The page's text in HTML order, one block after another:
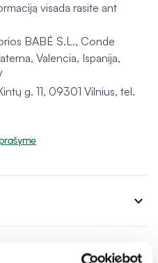
visada rasite ant
BABÉ S.L., Conde
Valencia, Ispanija,
g. 11, 09301 Vilnius, tel.
expand_more
expand_more